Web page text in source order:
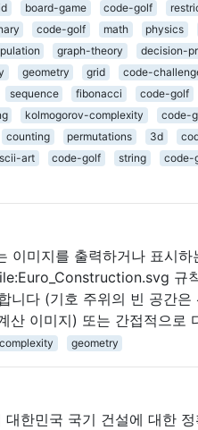
board-game code-golf
code-golf math physics
graph-theory decision-
geometry grid code-
sequence fibonacci code-golf
kolmogorov-complexity code-
counting permutations 3d
art code-golf string code-
이미지를 출력하거나 표시
규
니다 (기호 주위의 빈 공간
산 이미지) 또는 간접적으로
geometry
한민국 국기 건설에 대한